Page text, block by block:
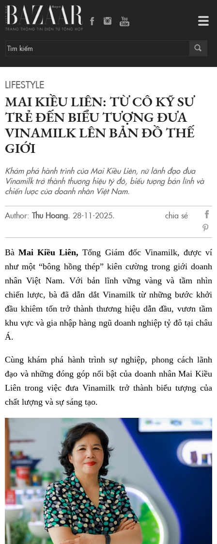
LIFESTYLE
MAI KIỀU LIÊN: TỪ CÔ KỸ SƯ
TRẺ ĐẾN BIỂU TƯỢNG ĐƯA
VINAMILK LÊN BẢN ĐỒ THẾ
GIỚI
Khám phá hành trình của Mai Kiều Liên, nữ lãnh đạo đưa
Vinamilk trở thành thương hiệu tỷ đô, biểu tượng bản lĩnh và
chiến lược của doanh nhân Việt Nam.
Author: Thu Hoang. 28-11-2025.
chia sẻ
sẻ
BàMai Kiều Liên, Tổng Giám đốc Vinamilk, được ví
như một “bông hồng thép” kiên cường trong giới doanh
nhân Việt Nam. Với bản lĩnh vững vàng và tầm nhìn
chiến lược, bà đã dẫn dắt Vinamilk từ những bước khởi
đầu khiêm tốn trở thành thương hiệu dẫn đầu, vươn tầm
khu vực và gia nhập hàng ngũ doanh nghiệp tỷ đô tại châu
Á.
Cùng khám phá hành trình sự nghiệp, phong cách lãnh
đạo và những đóng góp nổi bật của doanh nhân Mai Kiều
Liên trong việc đưa Vinamilk trở thành biểu tượng của
chất lượng và sự sáng tạo.